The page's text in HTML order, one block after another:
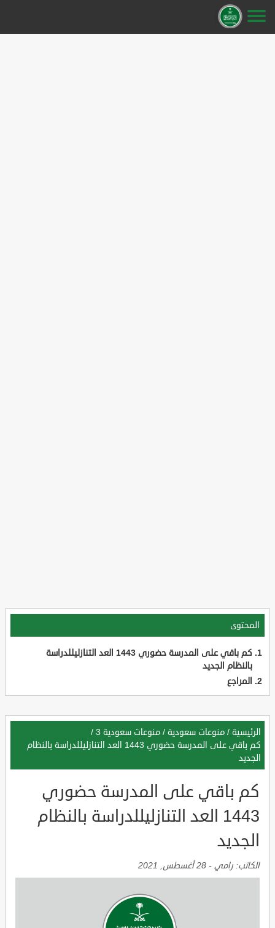
المحتوى
كم باقي على المدرسة حضوري 1443 العد التنازليللدراسة
بالنظام الجديد
المراجع
الرئيسية / منوعات سعودية / منوعات سعودية 3
/
كم باقي على المدرسة حضوري 1443 العد التنازليللدراسة بالنظام
الجديد
كم باقي على المدرسة حضوري
1443 العد التنازليللدراسة بالنظام
الجديد
الكاتب: رامي - 28 أغسطس, 2021